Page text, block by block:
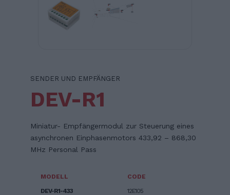
SENDER UND EMPFÄNGER
DEV-R1
Miniatur- Empfängermodul zur Steuerung eines
asynchronen Einphasenmotors 433,92 – 868,30
MHz Personal Pass
MODELL
CODE
DEV-R1-433
12E105